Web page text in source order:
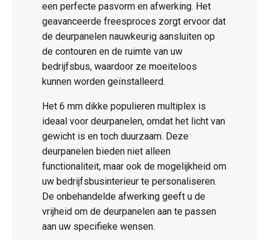
een perfecte pasvorm en afwerking. Het
geavanceerde freesproces zorgt ervoor dat
de deurpanelen nauwkeurig aansluiten op
de contouren en de ruimte van uw
bedrijfsbus, waardoor ze moeiteloos
kunnen worden geïnstalleerd.
Het 6 mm dikke populieren multiplex is
ideaal voor deurpanelen, omdat het licht van
gewicht is en toch duurzaam. Deze
deurpanelen bieden niet alleen
functionaliteit, maar ook de mogelijkheid om
uw bedrijfsbusinterieur te personaliseren.
De onbehandelde afwerking geeft u de
vrijheid om de deurpanelen aan te passen
aan uw specifieke wensen.